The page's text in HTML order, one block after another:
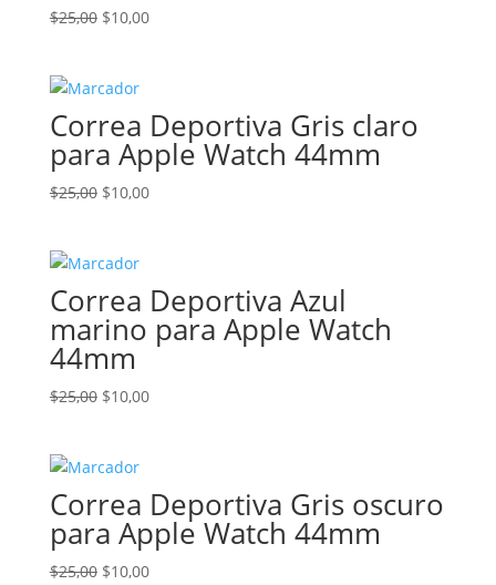
$25,00 El
era:
$25,00.
$10,00El
$10,00.
Correa Deportiva Gris claro
para Apple Watch 44mm
$25,00 El
era:
$25,00.
$10,00El
$10,00.
Correa Deportiva Azul
marino para Apple Watch
44mm
$25,00 El
era:
$25,00.
$10,00El
$10,00.
Correa Deportiva Gris oscuro
para Apple Watch 44mm
$25,00 El
$10,00El